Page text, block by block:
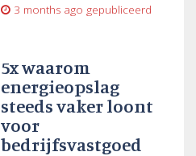
3 months ago gepubliceerd
5x waarom
energieopslag
steeds vaker loont
voor
bedrijfsvastgoed